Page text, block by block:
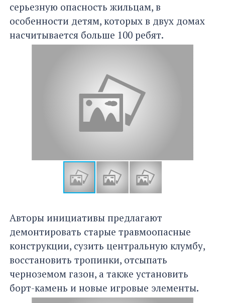
серьезную опасность жильцам, в
особенности детям, которых в двух домах
насчитывается больше 100 ребят.
Авторы инициативы предлагают
демонтировать старые травмоопасные
конструкции, сузить центральную клумбу,
восстановить тропинки, отсыпать
черноземом газон, а также установить
борт-камень и новые игровые элементы.